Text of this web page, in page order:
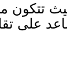
تتكون
على